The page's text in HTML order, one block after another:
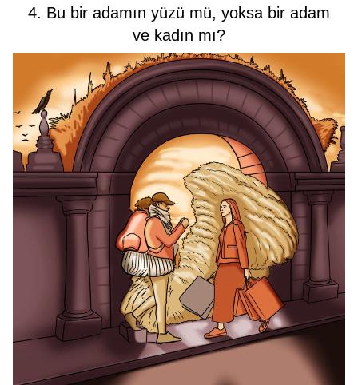
4. Bu bir adamın yüzü mü, yoksa bir adam
ve kadın mı?